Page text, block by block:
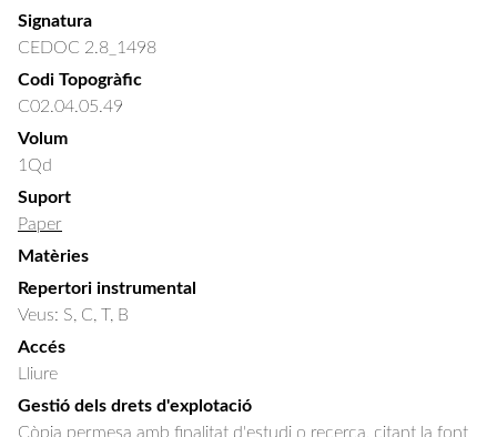
Signatura
CEDOC 2.8_1498
Codi Topogràfic
C02.04.05.49
Volum
1Qd
Suport
Paper
Matèries
Repertori instrumental
Veus: S, C, T, B
Accés
Lliure
Gestió dels drets d'explotació
Còpia permesa amb finalitat d'estudi o recerca, citant la font